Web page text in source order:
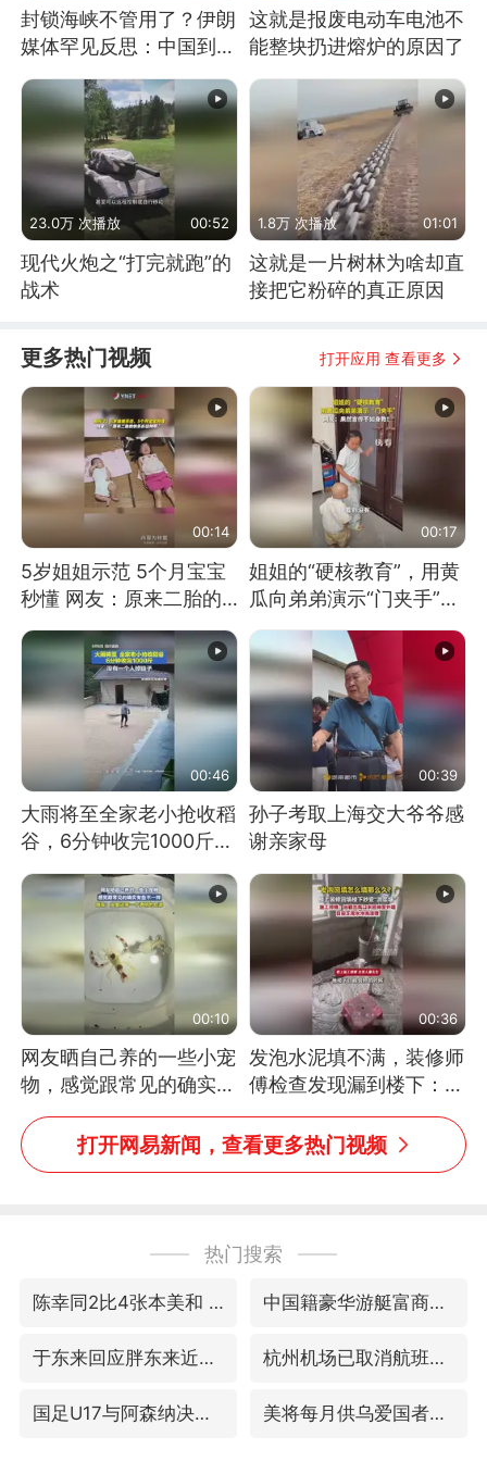
封锁海峡不管用了？伊朗
媒体罕见反思：中国到底
这就是报废电动车电池不
能整块扔进熔炉的原因了
23.0万 次播放 00:52
现代火炮之“打完就跑”的
战术
1.8万 次播放 01:01
这就是一片树林为啥却直
接把它粉碎的真正原因
更多热门视频 打开应用 查看更多
00:14
5岁姐姐示范 5个月宝宝
秒懂 网友：原来二胎的
快乐长这样
00:17
姐姐的“硬核教育”，用黄
瓜向弟弟演示“门夹手”，
网友：果然言传不如身
教！
00:46
大雨将至全家老小抢收稻
谷，6分钟收完1000斤，
没有一个人掉链子
00:39
孙子考取上海交大爷爷感
谢亲家母
00:10
网友晒自己养的一些小宠
物，感觉跟常见的确实有
些不一样
00:36
发泡水泥填不满，装修师
傅检查发现漏到楼下：出
风口未延伸到外墙
打开网易新闻，查看更多热门视频
热门搜索
陈幸同2比4张本美和 国乒双线丢冠 中国籍豪华游艇富商之子在泰国被杀
于东来回应胖东来近25年老店年底关闭 杭州机场已取消航班388架次
国足U17与阿森纳决赛取消 并列冠军 美将每月供乌爱国者拦截导弹